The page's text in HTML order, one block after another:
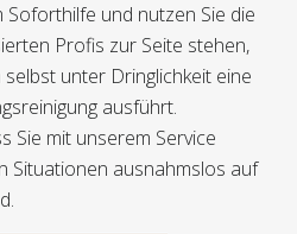
Soforthilfe und nutzen Sie die
Profis zur Seite stehen,
unter Dringlichkeit eine
ausführt.
Sie mit unserem Service
Situationen ausnahmslos auf